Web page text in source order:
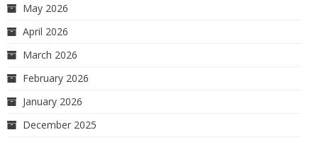
May 2026
April 2026
March 2026
February 2026
January 2026
December 2025